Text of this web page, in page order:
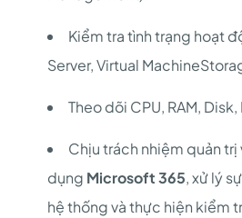
Kiểm tra tình trạng hoạt
Server, Virtual
Theo dõi CPU, RAM,
Chịu trách nhiệm quản trị
dụng Microsoft 365, xử lý
hệ thống và thực hiện kiểm